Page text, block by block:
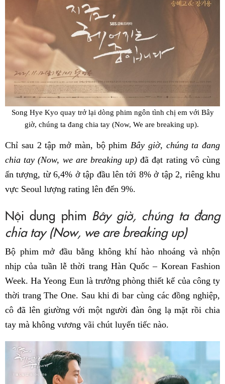
Song Hye Kyo quay trở lại dòng phim ngôn tình chị em với Bây
giờ, chúng ta đang chia tay (Now, We are breaking up).
Chỉ sau 2 tập mở màn, bộ phim Bây giờ, chúng ta đang
chia tay (Now, we are breaking up) đã đạt rating vô cùng
ấn tượng, từ 6,4% ở tập đầu lên tới 8% ở tập 2, riêng khu
vực Seoul lượng rating lên đến 9%.
Nội dung phim Bây giờ, chúng ta đang
chia tay (Now, we are breaking up)
Bộ phim mở đầu bằng không khí hào nhoáng và nhộn
nhịp của tuần lễ thời trang Hàn Quốc – Korean Fashion
Week. Ha Yeong Eun là trưởng phòng thiết kế của công ty
thời trang The One. Sau khi đi bar cùng các đồng nghiệp,
cô đã lên giường với một người đàn ông lạ mặt rồi chia
tay mà không vương vãi chút luyến tiếc nào.